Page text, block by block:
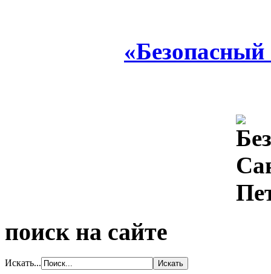
поиск на сайте
Искать...